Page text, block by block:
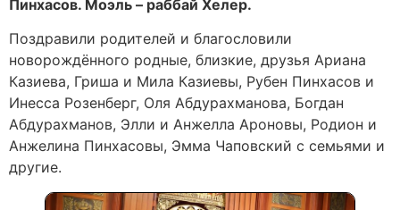
Пинхасов. Моэль – раббай Хелер.
Поздравили родителей и благословили
новорождённого родные, близкие, друзья Ариана
Казиева, Гриша и Мила Казиевы, Рубен Пинхасов и
Инесса Розенберг, Оля Абдурахманова, Богдан
Абдурахманов, Элли и Анжелла Ароновы, Родион и
Анжелина Пинхасовы, Эмма Чаповский с семьями и
другие.